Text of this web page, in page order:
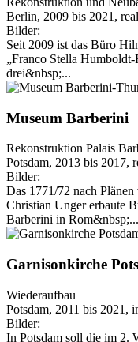
Berlin, 2009 bis 2021,
Bilder:
Seit 2009 ist das Büro
„Franco Stella
drei&nbsp;...
Museum Barberini
Rekonstruktion Palais
Potsdam, 2013 bis 2017,
Bilder:
Das 1771/72 nach
Christian Unger erbaute
Barberini in Rom&nbsp;...
Garnisonkirche
Wiederaufbau
Potsdam, 2011 bis 2021,
Bilder:
In Potsdam soll die im 2.